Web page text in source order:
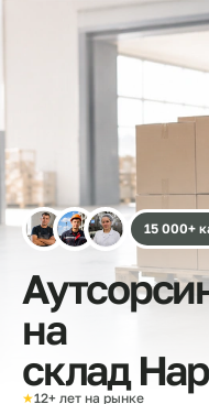
15 000+
на
склад
★12+ лет на рынке